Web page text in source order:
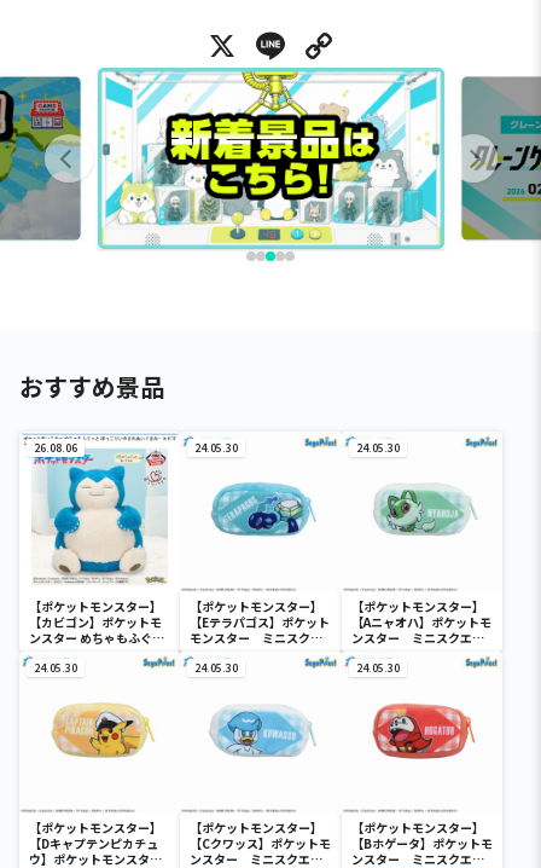
X Line
おすすめ景品
26.08.06
【ポケットモンスター】
【カビゴン】ポケットモ
ンスター めちゃもふぐっ
と ほっこりいやされぬい
ぐるみ～カビゴン～
24.05.30
【ポケットモンスター】
【Eテラパゴス】ポケット
モンスター ミニスクエ
アポーチ
24.05.30
【ポケットモンスター】
【Aニャオハ】ポケットモ
ンスター ミニスクエア
ポーチ
24.05.30
【ポケットモンスター】
【Dキャプテンピカチュ
ウ】ポケットモンスタ
24.05.30
【ポケットモンスター】
【Cクワッス】ポケットモ
ンスター ミニスクエア
24.05.30
【ポケットモンスター】
【Bホゲータ】ポケットモ
ンスター ミニスクエア